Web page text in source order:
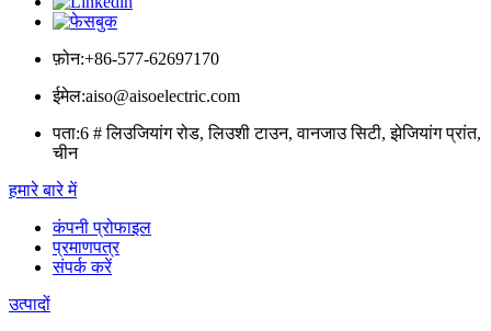
फ़ोन:+86-577-62697170
ईमेल:aiso@aisoelectric.com
पता:6 # लिउजियांग रोड, लिउशी टाउन, वानजाउ सिटी, झेजियांग प्रांत,
चीन
हमारे बारे में
कंपनी प्रोफाइल
प्रमाणपत्र
संपर्क करें
उत्पादों